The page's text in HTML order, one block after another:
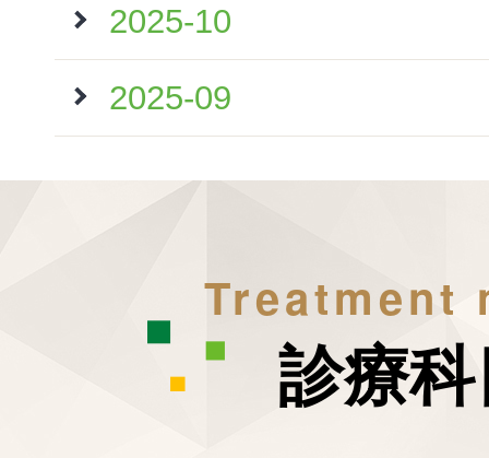
2025-10
2025-09
Treatment
診療